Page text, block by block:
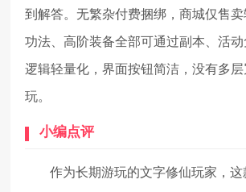
到解答。无繁杂付费捆绑，商城仅售
功法、高阶装备全部可通过副本、活
逻辑轻量化，界面按钮简洁，没有多
玩。
小编点评
作为长期游玩的文字修仙玩家，